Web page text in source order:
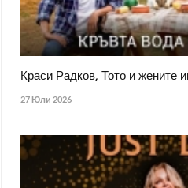
Краси Радков, Тото и жените
27 Юли 2026